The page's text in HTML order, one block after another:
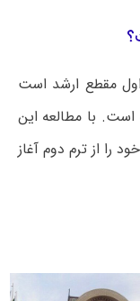
مقطع ارشد است
است. با مطالعه این
را از ترم دوم آغاز